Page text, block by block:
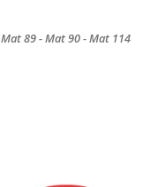
Mat 89 - Mat 90 - Mat 114